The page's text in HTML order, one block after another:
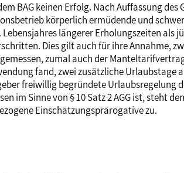
BAG keinen Erfolg. Nach Auffassung
körperlich ermüdende und
längerer Erholungszeiten als
Dies gilt auch für ihre Annahme,
zumal auch der
fand, zwei zusätzliche Urlaubstage
freiwillig begründete Urlaubsregelung
im Sinne von § 10 Satz 2 AGG ist, steht
Einschätzungsprärogative zu.